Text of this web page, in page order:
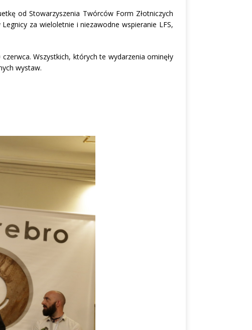
od Stowarzyszenia Twórców Form Złotniczych
za wieloletnie i niezawodne wspieranie LFS,
Wszystkich, których te wydarzenia ominęły
wystaw.